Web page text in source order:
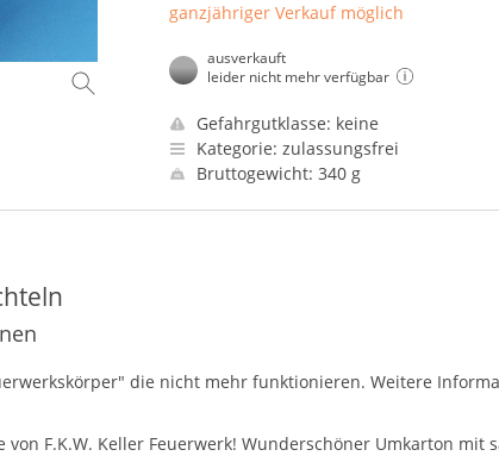
ganzjähriger Verkauf möglich
ausverkauft
leider nicht mehr verfügbar
Gefahrgutklasse: keine
Kategorie: zulassungsfrei
Bruttogewicht: 340 g
die nicht mehr funktionieren. Weitere
von F.K.W. Keller Feuerwerk! Wunderschöner Umkarton mit